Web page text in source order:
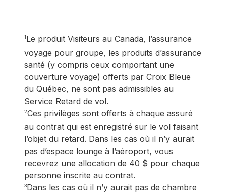
1 Le produit Visiteurs au Canada, l’assurance
voyage pour groupe, les produits d’assurance
santé (y compris ceux comportant une
couverture voyage) offerts par Croix Bleue
du Québec, ne sont pas admissibles au
Service Retard de vol.
2Ces privilèges sont offerts à chaque assuré
au contrat qui est enregistré sur le vol faisant
l’objet du retard. Dans les cas où il n’y aurait
pas d’espace lounge à l’aéroport, vous
recevrez une allocation de 40 $ pour chaque
personne inscrite au contrat.
3Dans les cas où il n’y aurait pas de chambre